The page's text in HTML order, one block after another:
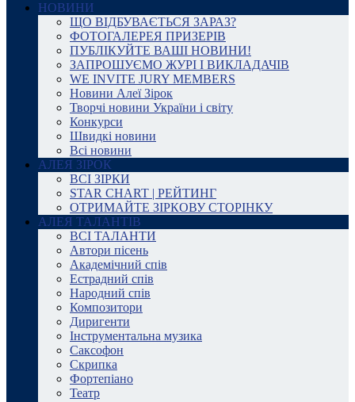
НОВИНИ
ЩО ВІДБУВАЄТЬСЯ ЗАРАЗ?
ФОТОГАЛЕРЕЯ ПРИЗЕРІВ
ПУБЛІКУЙТЕ ВАШІ НОВИНИ!
ЗАПРОШУЄМО ЖУРІ І ВИКЛАДАЧІВ
WE INVITE JURY MEMBERS
Новини Алеї Зірок
Творчі новини України і світу
Конкурси
Швидкі новини
Всі новини
АЛЕЯ ЗІРОК
ВСІ ЗІРКИ
STAR CHART | РЕЙТИНГ
ОТРИМАЙТЕ ЗІРКОВУ СТОРІНКУ
АЛЕЯ ТАЛАНТІВ
ВСІ ТАЛАНТИ
Автори пісень
Академічний спів
Естрадний спів
Народний спів
Композитори
Диригенти
Інструментальна музика
Саксофон
Скрипка
Фортепіано
Театр